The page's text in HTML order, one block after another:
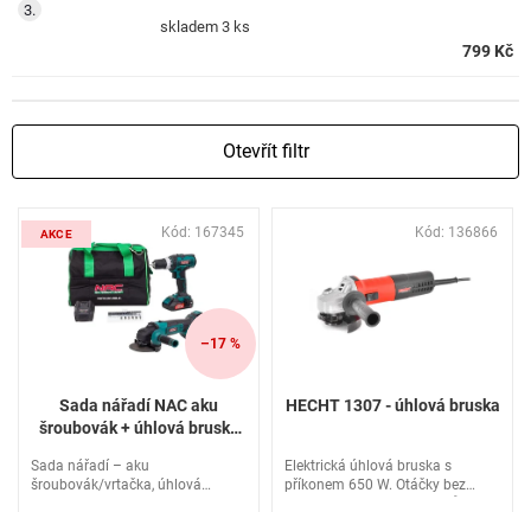
skladem 3 ks
799 Kč
Otevřít filtr
V
AKCE
–17 %
Sada nářadí NAC aku
šroubovák + úhlová bruska
Sada nářadí – aku
šroubovák/vrtačka, úhlová
Kód: 167345
HECHT 1307 - úhlová bruska
Elektrická úhlová bruska s
příkonem 650 W. Otáčky bez
Kód: 136866